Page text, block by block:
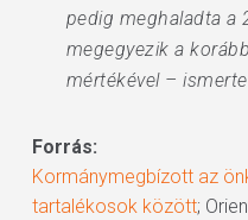
pedig meghaladta a
megegyezik a
mértékével –
Forrás:
Kormánymegbízott az
tartalékosok között;